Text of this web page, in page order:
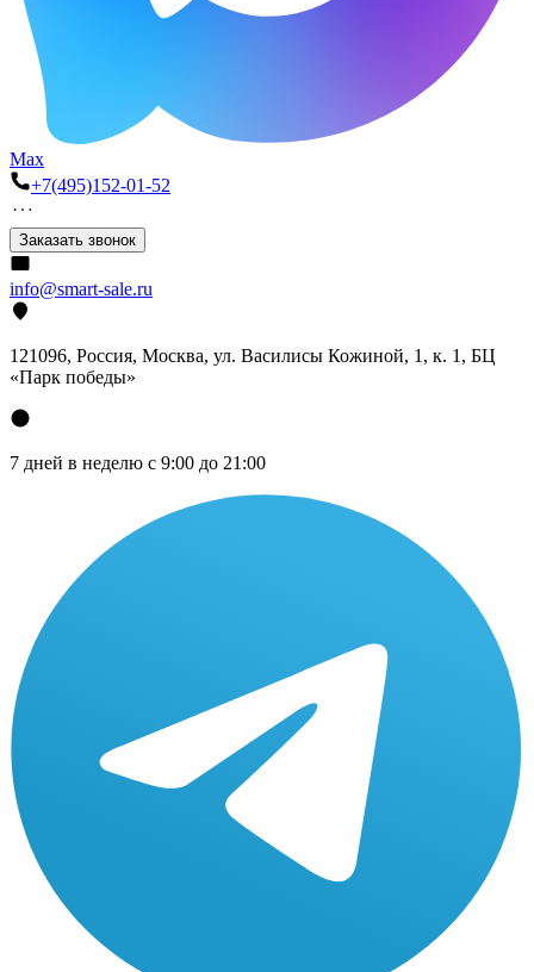
Max
+7(495)152-01-52
Заказать звонок
info@smart-sale.ru
121096, Россия, Москва, ул. Василисы Кожиной, 1, к. 1, БЦ
«Парк победы»
7 дней в неделю с 9:00 до 21:00